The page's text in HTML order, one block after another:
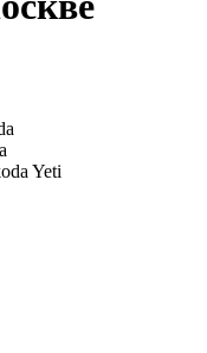
Yeti